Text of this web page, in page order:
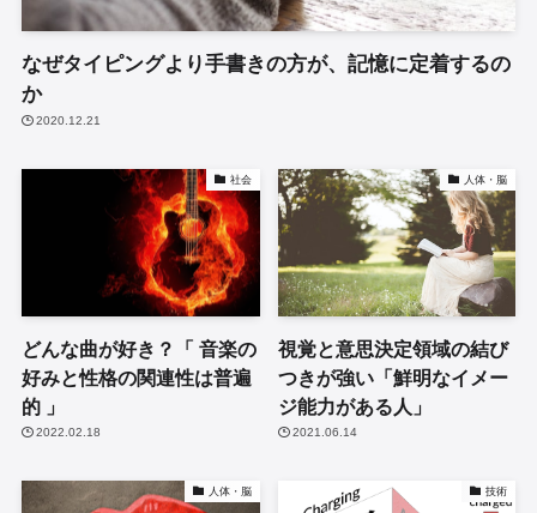
なぜタイピングより手書きの方が、記憶に定着するの
か
2020.12.21
社会
どんな曲が好き？「 音楽の
好みと性格の関連性は普遍
的 」
2022.02.18
人体・脳
視覚と意思決定領域の結び
つきが強い「鮮明なイメー
ジ能力がある人」
2021.06.14
人体・脳 技術